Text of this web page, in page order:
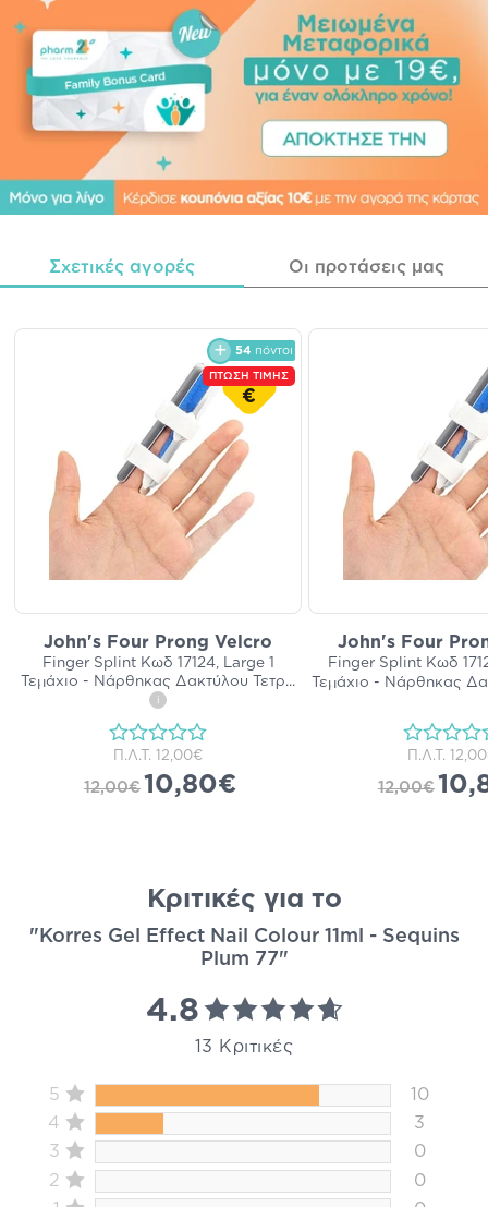
Σχετικές αγορές Οι προτάσεις μας
54 πόντοι
ΠΤΩΣΗ ΤΙΜΗΣ
€
John's Four Prong Velcro
Finger Splint Κωδ 17124, Large 1
Τεμάχιο - Νάρθηκας Δακτύλου Τετρ...
i
Π.Λ.Τ. 12,00€
12,00€ 10,80€
John's Four
Finger Splint Κωδ
Τεμάχιο - Νάρθηκας
Π.Λ.Τ.
12,00€
Κριτικές για το
"Korres Gel Effect Nail Colour 11ml - Sequins
Plum 77"
4.8
13 Κριτικές
5
10
4
3
3
0
2
0